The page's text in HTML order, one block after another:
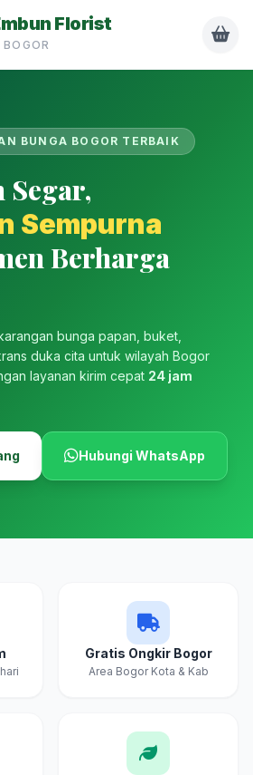
Florist
BUNGA BOGOR TERBAIK
Segar,
Sempurna
Berharga
bunga papan, buket,
duka cita untuk wilayah Bogor
layanan kirim cepat 24 jam
Hubungi WhatsApp
Gratis Ongkir Bogor
Area Bogor Kota & Kab